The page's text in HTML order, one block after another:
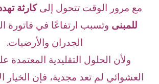
مع مرور الوقت تتحول إلىكارثة
للمبنى وتسبب ارتفاعًا في فاتورة
الجدران والأرضيات.
ولأن الحلول التقليدية المعتمدة
العشوائي لم تعد مجدية، فإن الخيار